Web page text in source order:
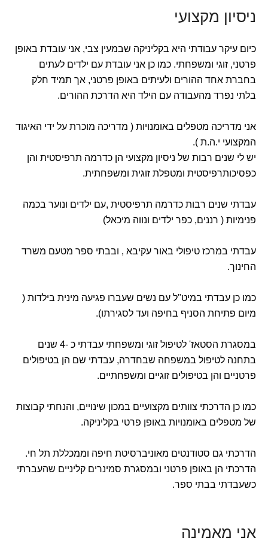
ניסיון מקצועי
כיום עיקר עבודתי היא בקליניקה שבמעין צבי, אני עובדת באופן
פרטני, זוגי ומשפחתי. כמו כן אני עובדת עם ילדים לעתים
בחברת אחד ההורים ולעיתים באופן פרטני, אך תמיד חלק
בלתי נפרד מהעבודה עם הילד היא הדרכת ההורים.
אני מדריכה מטפלים באומנויות ( מדריכה מוכרת על ידי האיגוד
המקצועי י.ה.ת ).
יש לי שנים רבות של ניסיון מקצועי הן כדרמה תרפיסטית והן
כפסיכותרפיסטית ומטפלת זוגית ומשפחתית.
עבדתי שנים רבות כדרמה תרפיסטית ,עם ילדים ונוער בכמה
פנימיות ( רננים, כפר ילדים ונווה מיכאל)
עבדתי במרכז טיפולי באור עקיבא , ובבתי ספר מטעם משרד
החינוך.
כמו כן עבדתי במיט"ל עם נשים שעברו פגיעה מינית בילדות (
מיום פתיחת הסניף בחיפה ועד לסגירתו).
במסגרת הסטאז' לטיפול זוגי ומשפחתי עבדתי כ -4 שנים
בתחנה לטיפול במשפחה שבחדרה, עבדתי שם הן בטיפולים
פרטניים והן בטיפולים זוגיים ומשפחתיים.
כמו כן הדרכתי צוותים מקצועיים במכון שינויים, והנחתי קבוצות
של מטפלים באומנויות באופן פרטי בקליניקה.
הדרכתי גם סטודנטים מאוניברסיטת חיפה וממכללת תל חי.
הדרכתי הן באופן פרטני ובמסגרת סמינרים קליניים שהעברתי
כשעבדתי בבתי ספר.
אני מאמינה